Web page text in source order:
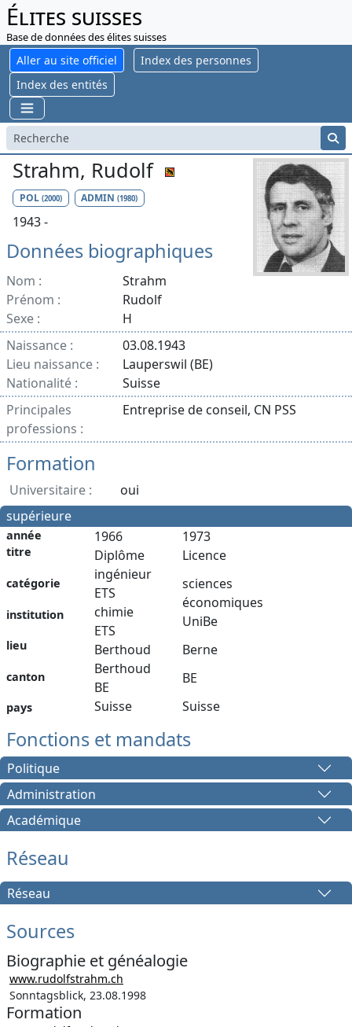
Élites suisses
Base de données des élites suisses
Aller au site officiel
Index des personnes
Index des entités
Strahm, Rudolf
POL (2000) ADMIN(1980)
1943 -
Données biographiques
Nom :
Strahm
Prénom :
Rudolf
Sexe :
H
Naissance :
03.08.1943
Lieu naissance :
Lauperswil (BE)
Nationalité :
Suisse
Principales
professions :
Entreprise de conseil, CN PSS
Formation
Universitaire :
oui
supérieure
année
titre
catégorie
institution
lieu
canton
pays
1966
Diplôme
ingénieur
ETS
chimie
ETS
Berthoud
Berthoud
BE
Suisse
1973
Licence
sciences
économiques
UniBe
Berne
BE
Suisse
Fonctions et mandats
Politique
Administration
Académique
Réseau
Réseau
Sources
Biographie et généalogie
www.rudolfstrahm.ch
Sonntagsblick, 23.08.1998
Formation